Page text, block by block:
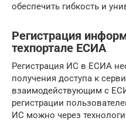
обеспечить гибкость и
Регистрация
техпортале ЕСИА
Регистрация ИС в ЕСИА
получения доступа к
взаимодействующим с
регистрации
ИС можно через